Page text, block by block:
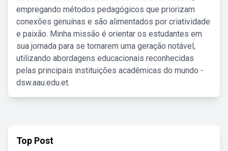
empregando métodos pedagógicos que priorizam
conexões genuínas e são alimentados por criatividade
e paixão. Minha missão é orientar os estudantes em
sua jornada para se tornarem uma geração notável,
utilizando abordagens educacionais reconhecidas
pelas principais instituições acadêmicas do mundo -
dsw.aau.edu.et.
Top Post